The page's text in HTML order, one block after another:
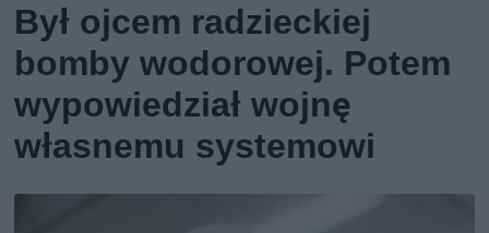
Był ojcem radzieckiej
bomby wodorowej. Potem
wypowiedział wojnę
własnemu systemowi